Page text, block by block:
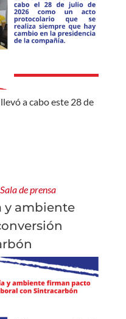
a cabo este 28 de
Sala de prensa
y ambiente